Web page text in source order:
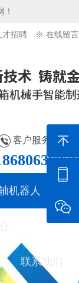
招聘 ※ 在线留言
客户服务热线：
机器人
联系我们